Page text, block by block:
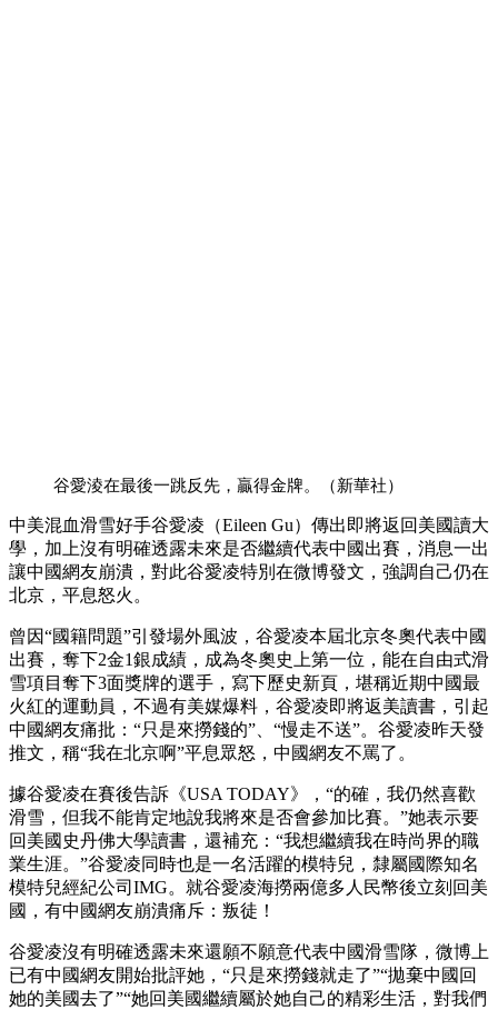
谷愛淩在最後一跳反先，贏得金牌。（新華社）
中美混血滑雪好手谷愛凌（Eileen Gu）傳出即將返回美國讀大
學，加上沒有明確透露未來是否繼續代表中國出賽，消息一出
讓中國網友崩潰，對此谷愛凌特別在微博發文，強調自己仍在
北京，平息怒火。
曾因“國籍問題”引發場外風波，谷愛凌本屆北京冬奧代表中國
出賽，奪下2金1銀成績，成為冬奧史上第一位，能在自由式滑
雪項目奪下3面獎牌的選手，寫下歷史新頁，堪稱近期中國最
火紅的運動員，不過有美媒爆料，谷愛凌即將返美讀書，引起
中國網友痛批：“只是來撈錢的”、“慢走不送”。谷愛凌昨天發
推文，稱“我在北京啊”平息眾怒，中國網友不罵了。
據谷愛凌在賽後告訴《USA TODAY》，“的確，我仍然喜歡
滑雪，但我不能肯定地說我將來是否會參加比賽。”她表示要
回美國史丹佛大學讀書，還補充：“我想繼續我在時尚界的職
業生涯。”谷愛凌同時也是一名活躍的模特兒，隸屬國際知名
模特兒經紀公司IMG。就谷愛凌海撈兩億多人民幣後立刻回美
國，有中國網友崩潰痛斥：叛徒！
谷愛凌沒有明確透露未來還願不願意代表中國滑雪隊，微博上
已有中國網友開始批評她，“只是來撈錢就走了”“拋棄中國回
她的美國去了”“她回美國繼續屬於她自己的精彩生活，對我們